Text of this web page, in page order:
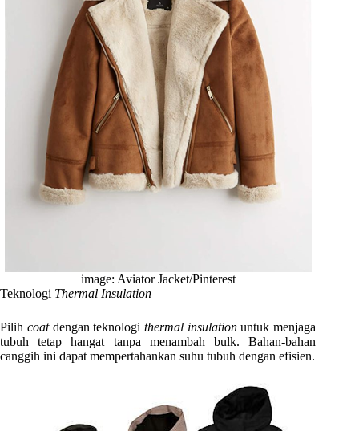
image: Aviator Jacket/Pinterest
Teknologi Thermal Insulation
Pilih coat dengan teknologi thermal insulationuntuk menjaga
tubuh tetap hangat tanpa menambah bulk. Bahan-bahan
canggih ini dapat mempertahankan suhu tubuh dengan efisien.